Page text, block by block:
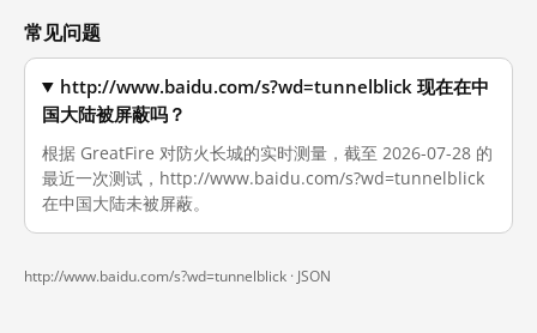
常见问题
http://www.baidu.com/s?wd=tunnelblick 现在在中
国大陆被屏蔽吗？
根据 GreatFire 对防火长城的实时测量，截至 2026-07-28 的
最近一次测试，http://www.baidu.com/s?wd=tunnelblick
在中国大陆未被屏蔽。
http://www.baidu.com/s?wd=tunnelblick · JSON